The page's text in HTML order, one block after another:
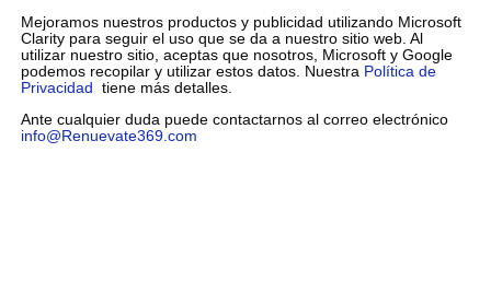
Mejoramos nuestros productos y publicidad utilizando Microsoft
Clarity para seguir el uso que se da a nuestro sitio web. Al
utilizar nuestro sitio, aceptas que nosotros, Microsoft y Google
podemos recopilar y utilizar estos datos. Nuestra Política de
Privacidad tiene más detalles.
Ante cualquier duda puede contactarnos al correo electrónico
info@Renuevate369.com